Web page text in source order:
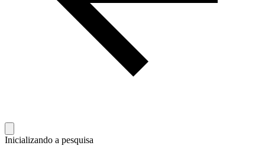
Inicializando a pesquisa